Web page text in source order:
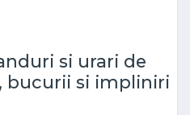
si urari de
bucurii si impliniri